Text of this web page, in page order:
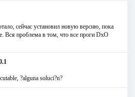
сейчас установил новую версию, пока
Вся проблема в том, что все проги DxO
?alguna soluci?n?